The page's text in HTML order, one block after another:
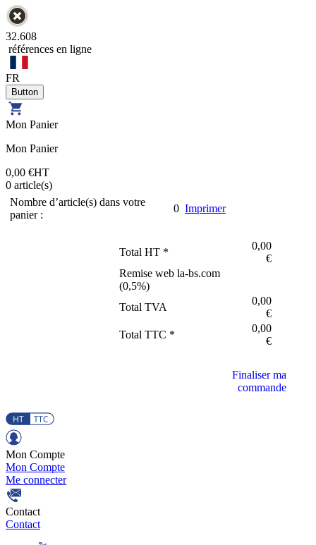
32.608
références en ligne
FR
Mon Panier
Mon Panier
0,00 €HT
0 article(s)
Nombre d’article(s) dans votre
panier :
0 Imprimer
Total HT *
0,00
€
Remise web la-bs.com
(0,5%)
Total TVA
0,00
€
Total TTC *
0,00
€
Finaliser ma
commande
Mon Compte
Mon Compte
Me connecter
Contact
Contact